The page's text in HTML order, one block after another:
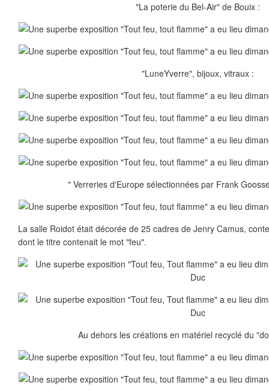
"La poterie du Bel-Air" de Bouix :
"LuneYverre", bijoux, vitraux :
" Verreries d'Europe sélectionnées par Frank
La salle Roidot était décorée de 25 cadres de Jenry Camus,
dont le titre contenait le mot "feu".
Au dehors les créations en matériel recyclé du